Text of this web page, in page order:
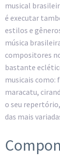
musical
é executar
estilos e
música
compositores
bastante
musicais como:
maracatu,
o seu
das mais